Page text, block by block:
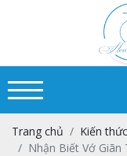
Trang chủ
Kiến
Nhận Biết Vớ